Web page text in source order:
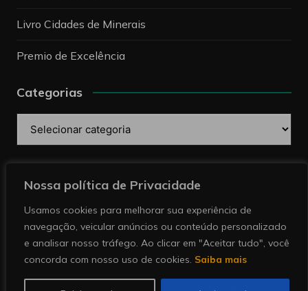
Nossa política de Privacidade
Usamos cookies para melhorar sua experiência de
navegação, veicular anúncios ou conteúdo personalizado
e analisar nosso tráfego. Ao clicar em "Aceitar tudo", você
concorda com nosso uso de cookies. Saiba mais
Livro Cidades de Minerais
Premio de Excelência
Categorias